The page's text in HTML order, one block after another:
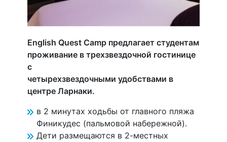
English Quest Camp предлагает студентам
проживание в трехзвездочной гостинице
с
четырехзвездочными удобствами в
центре Ларнаки.
в 2 минутах ходьбы от главного пляжа
Финикудес (пальмовой набережной).
Дети размещаются в 2-местных